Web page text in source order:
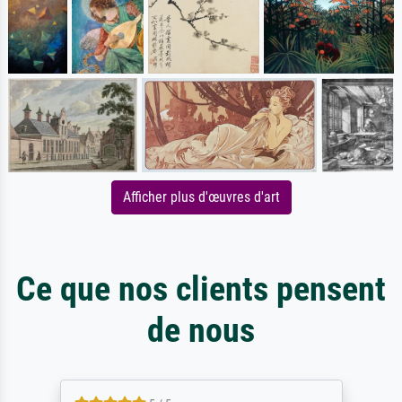
Afficher plus d'œuvres d'art
Ce que nos clients pensent
de nous